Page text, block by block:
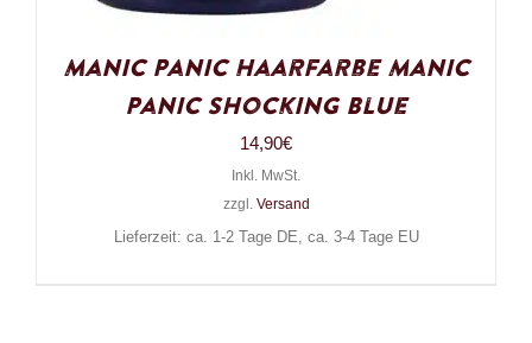
Manic Panic Haarfarbe Manic
Panic Shocking Blue
14,90€
Inkl. MwSt.
zzgl. Versand
Lieferzeit: ca. 1-2 Tage DE, ca. 3-4 Tage EU